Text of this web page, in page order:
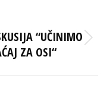
“UČINIMO
ZA OSI“